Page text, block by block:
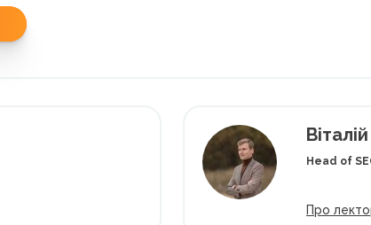
Head of
Про